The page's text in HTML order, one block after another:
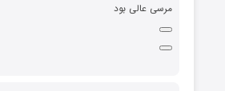
مرسی عالی بود